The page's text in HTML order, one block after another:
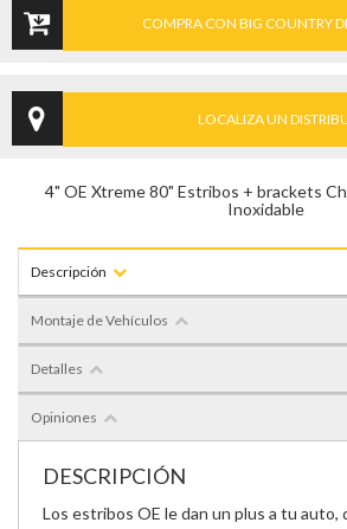
COMPRA CON BIG COUNTRY
LOCALIZA UN
4" OE Xtreme 80" Estribos + brackets
Inoxidable
Descripción
Montaje de Vehículos
Detalles
Opiniones
DESCRIPCIÓN
Los estribos OE le dan un plus a tu auto,